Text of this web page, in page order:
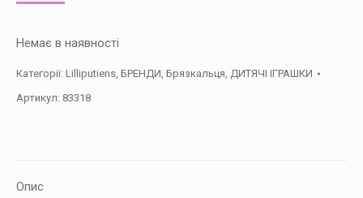
Немає в наявності
Категорії: Lilliputiens, БРЕНДИ, Брязкальця, ДИТЯЧІ ІГРАШКИ
Артикул: 83318
Опис